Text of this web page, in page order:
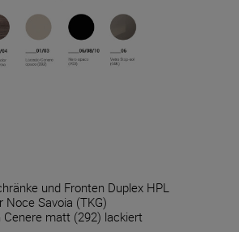
und Fronten Duplex HPL
Noce Savoia (TKG)
Cenere matt (292) lackiert